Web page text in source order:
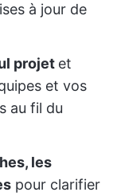
à jour de
projet et
et vos
au fil du
les
pour clarifier